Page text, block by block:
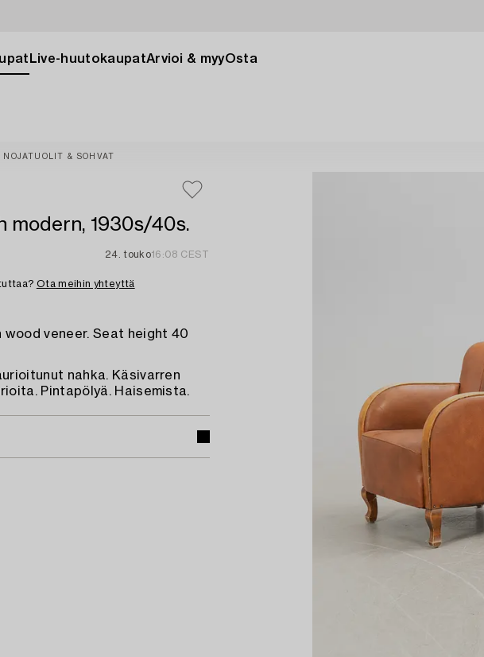
Live-huutokaupatArvioi & myyOsta
NOJATUOLIT & SOHVAT
modern, 1930s/40s.
24. touko16:08 CEST
Ota meihin yhteyttä
veneer. Seat height 40
nahka. Käsivarren
Pintapölyä. Haisemista.